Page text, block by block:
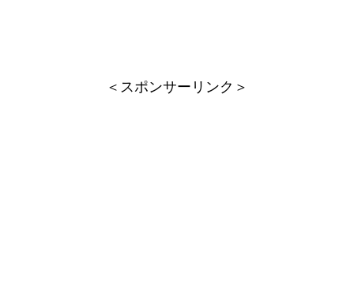
＜スポンサーリンク＞